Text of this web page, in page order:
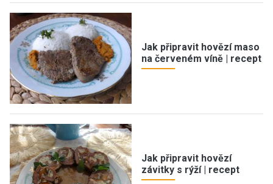
Jak připravit hovězí maso
na červeném víně | recept
Jak připravit hovězí
závitky s rýží | recept